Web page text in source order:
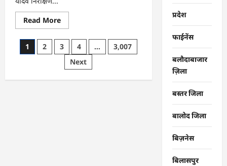
Read MoreRead
more
राजनांदगांव
:
महापौर
फिल्टर
Posts
1 2 3 4 …
3,007
Next
प्रदेश
फाईनेंस
बलौदाबाजार
ज़िला
बस्तर जिला
बालोद जिला
बिज़नेस
बिलासपुर